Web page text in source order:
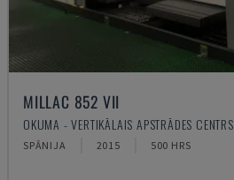
MILLAC 852 VII
OKUMA - VERTIKĀLAIS APSTRĀDES CENTRS
SPĀNIJA 2015 500 HRS